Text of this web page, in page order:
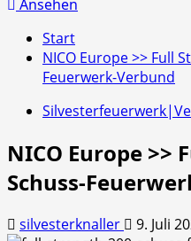
Ansehen
Start
NICO Europe >> Full
Feuerwerk-Verbund
NICO Europe >>
Schuss-
silvesterknaller 9. Juli